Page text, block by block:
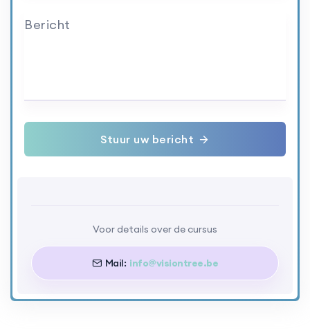
Bericht
Stuur uw bericht
Voor details over de cursus
Mail: info@visiontree.be